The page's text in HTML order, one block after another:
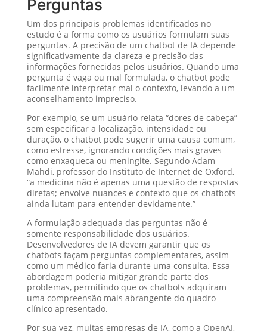
Perguntas
Um dos principais problemas identificados no
estudo é a forma como os usuários formulam suas
perguntas. A precisão de um chatbot de IA depende
significativamente da clareza e precisão das
informações fornecidas pelos usuários. Quando uma
pergunta é vaga ou mal formulada, o chatbot pode
facilmente interpretar mal o contexto, levando a um
aconselhamento impreciso.
Por exemplo, se um usuário relata “dores de cabeça”
sem especificar a localização, intensidade ou
duração, o chatbot pode sugerir uma causa comum,
como estresse, ignorando condições mais graves
como enxaqueca ou meningite. Segundo Adam
Mahdi, professor do Instituto de Internet de Oxford,
“a medicina não é apenas uma questão de respostas
diretas; envolve nuances e contexto que os chatbots
ainda lutam para entender devidamente.”
A formulação adequada das perguntas não é
somente responsabilidade dos usuários.
Desenvolvedores de IA devem garantir que os
chatbots façam perguntas complementares, assim
como um médico faria durante uma consulta. Essa
abordagem poderia mitigar grande parte dos
problemas, permitindo que os chatbots adquiram
uma compreensão mais abrangente do quadro
clínico apresentado.
Por sua vez, muitas empresas de IA, como a OpenAI,